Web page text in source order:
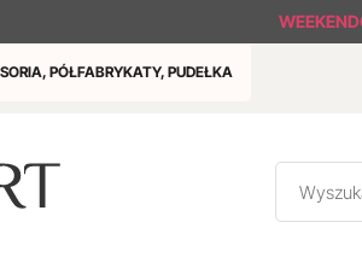
PÓŁFABRYKATY, PUDEŁKA